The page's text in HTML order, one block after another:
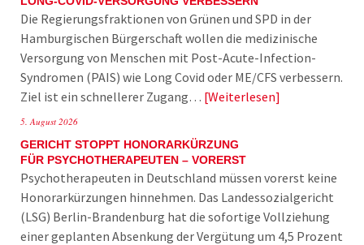
Die Regierungsfraktionen von Grünen und SPD in der
Hamburgischen Bürgerschaft wollen die medizinische
Versorgung von Menschen mit Post-Acute-Infection-
Syndromen (PAIS) wie Long Covid oder ME/CFS verbessern.
Ziel ist ein schnellerer Zugang… Weiterlesen
5. August 2026
GERICHT STOPPT HONORARKÜRZUNG
FÜR PSYCHOTHERAPEUTEN – VORERST
Psychotherapeuten in Deutschland müssen vorerst keine
Honorarkürzungen hinnehmen. Das Landessozialgericht
(LSG) Berlin-Brandenburg hat die sofortige Vollziehung
einer geplanten Absenkung der Vergütung um 4,5 Prozent